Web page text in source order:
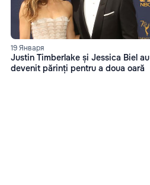
19 Января
Justin Timberlake și Jessica Biel au
devenit părinți pentru a doua oară